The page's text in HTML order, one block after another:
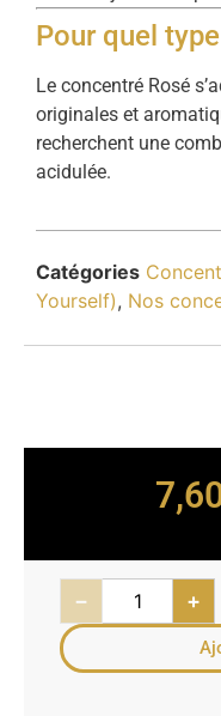
Pour quel
Le concentré Rosé
originales et
recherchent une
acidulée.
Catégories
Yourself), Nos
− +